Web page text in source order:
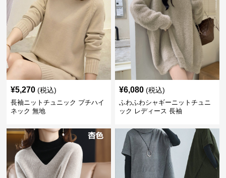
¥5,270 (税込)
長袖ニットチュニック プチハイ
ネック 無地
¥6,080 (税込)
ふわふわシャギーニットチュニ
ック レディース 長袖